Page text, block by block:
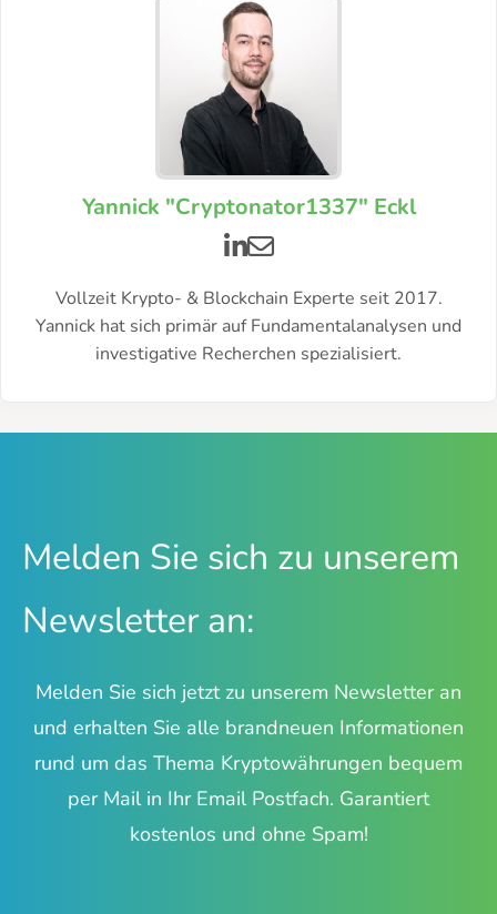
Yannick "Cryptonator1337" Eckl
Vollzeit Krypto- & Blockchain Experte seit 2017.
Yannick hat sich primär auf Fundamentalanalysen und
investigative Recherchen spezialisiert.
Melden Sie sich zu unserem
Newsletter an:
Melden Sie sich jetzt zu unserem Newsletter an
und erhalten Sie alle brandneuen Informationen
rund um das Thema Kryptowährungen bequem
per Mail in Ihr Email Postfach. Garantiert
kostenlos und ohne Spam!